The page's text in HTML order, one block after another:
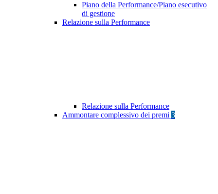
Piano della Performance/Piano esecutivo
di gestione
Relazione sulla Performance
Relazione sulla Performance
Ammontare complessivo dei premi 3